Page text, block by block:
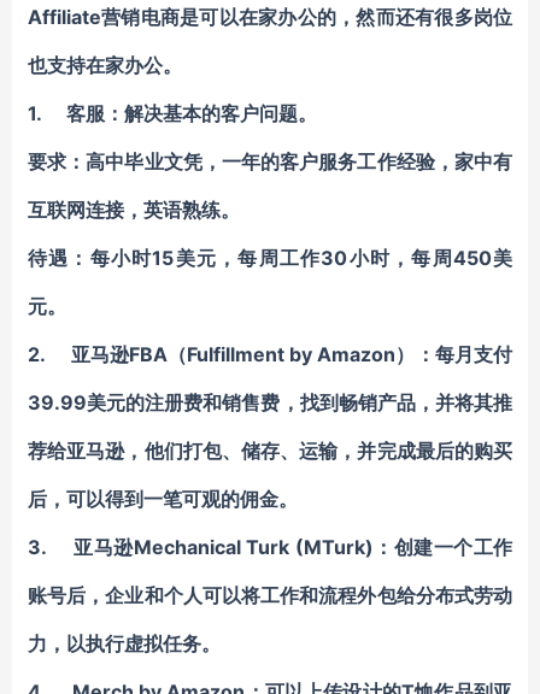
Affiliate营销电商是可以在家办公的，然而还有很多岗位
也支持在家办公。
1. 客服：解决基本的客户问题。
要求：高中毕业文凭，一年的客户服务工作经验，家中有
互联网连接，英语熟练。
待遇：每小时15美元，每周工作30小时，每周450美
元。
2. 亚马逊FBA（Fulfillment by Amazon）：每月支付
39.99美元的注册费和销售费，找到畅销产品，并将其推
荐给亚马逊，他们打包、储存、运输，并完成最后的购买
后，可以得到一笔可观的佣金。
3. 亚马逊Mechanical Turk (MTurk)：创建一个工作
账号后，企业和个人可以将工作和流程外包给分布式劳动
力，以执行虚拟任务。